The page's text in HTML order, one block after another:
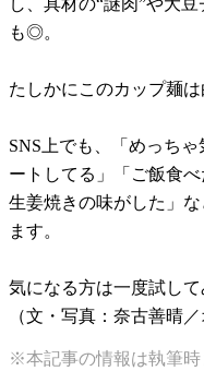
し、具材の“謎肉”や大
も◎。
たしかにこのカップ麺は
SNS上でも、「めっち
ートしてる」「ご飯食
生姜焼きの味がした」
ます。
気になる方は一度試して
（文・写真：奈古善晴／
※本記事の情報は執筆